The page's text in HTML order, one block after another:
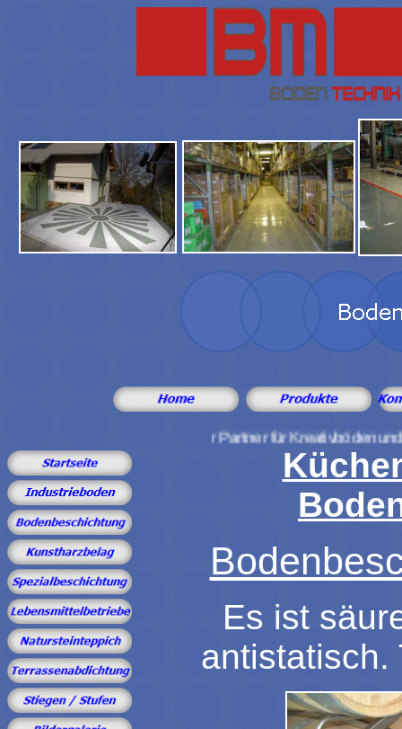
Ihr starker Partner für Kreativböden und
Es ist
antistatisch.